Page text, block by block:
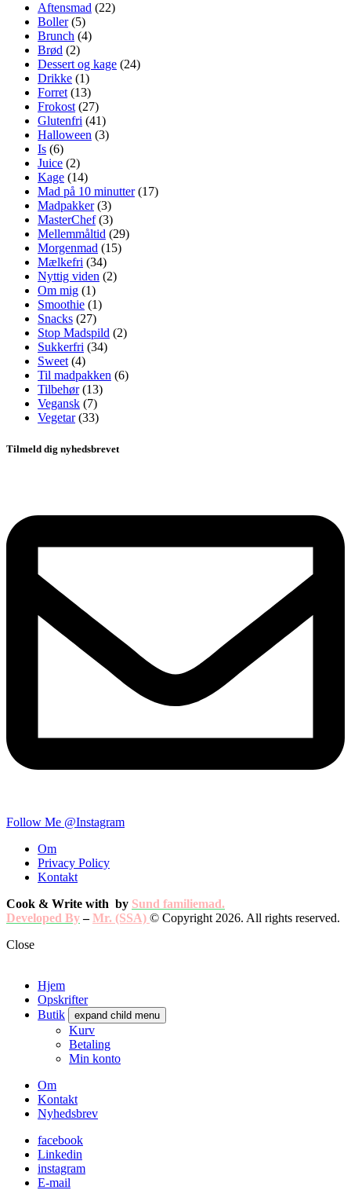
Aftensmad (22)
Boller(5)
Brunch (4)
Brød (2)
Dessert og kage (24)
Drikke (1)
Forret (13)
Frokost (27)
Glutenfri (41)
Halloween (3)
Is (6)
Juice (2)
Kage (14)
Mad på 10 minutter(17)
Madpakker(3)
MasterChef(3)
Mellemmåltid (29)
Morgenmad (15)
Mælkefri (34)
Nyttig viden (2)
Om mig (1)
Smoothie (1)
Snacks (27)
Stop Madspild (2)
Sukkerfri (34)
Sweet (4)
Til madpakken (6)
Tilbehør(13)
Vegansk (7)
Vegetar(33)
Tilmeld dig nyhedsbrevet
Follow Me @Instagram
Om
Privacy Policy
Kontakt
Cook & Write with by Sund familiemad.
Developed By–Mr. (SSA) © Copyright 2026. All rights reserved.
Close
Hjem
Opskrifter
Butik
expand child menu
Kurv
Betaling
Min konto
Om
Kontakt
Nyhedsbrev
facebook
Linkedin
instagram
E-mail